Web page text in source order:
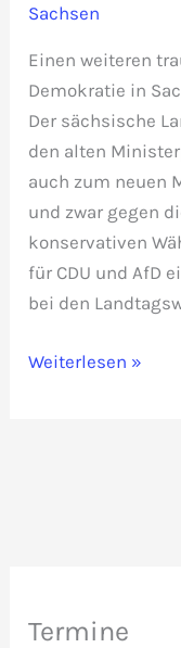
Sachsen
Einen weiteren
Demokratie in
Der sächsische
den alten
auch zum neuen
und zwar gegen
konservativen
für CDU und AfD
bei den
Minderheits-
Weiterlesen »
Termine